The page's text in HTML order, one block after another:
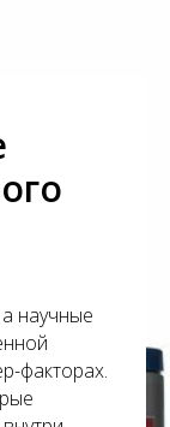
научные
факторах.